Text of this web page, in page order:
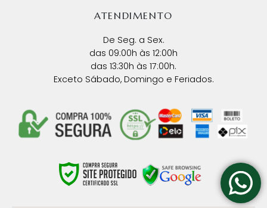
ATENDIMENTO
De Seg. a Sex.
das 09:00h às 12:00h
das 13:30h às 17:00h.
Exceto Sábado, Domingo e Feriados.